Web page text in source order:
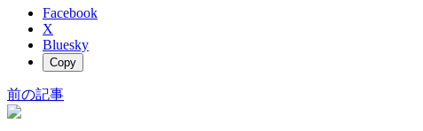
Facebook
X
Bluesky
Copy
前の記事